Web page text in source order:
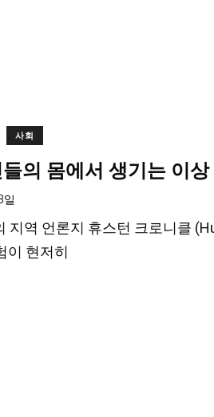
사회
의 몸에서 생기는 이
지역 언론지 휴스턴 크로니클
이 현저히